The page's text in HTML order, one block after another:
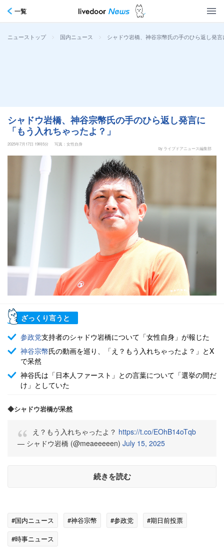
一覧
ニューストップ > 国内ニュース > シャドウ岩橋、神谷宗幣氏の手のひら返し発
シャドウ岩橋、神谷宗幣氏の手のひら返し発言に
「もう入れちゃったよ？」
2025年7月17日 19時5分
写真：女性自身
by ライブドアニュース編集部
ざっくり言うと
参政党支持者のシャドウ岩橋について「女性自身」が報じた
神谷宗幣氏の動画を巡り、「え？もう入れちゃったよ？」とX
で呆然
神谷氏は「日本人ファースト」との言葉について「選挙の間だ
け」としていた
◆シャドウ岩橋が呆然
え？もう入れちゃったよ？ https://t.co/EOhB14oTqb
— シャドウ岩橋 (@meaeeeeen) July 15, 2025
続きを読む
#国内ニュース #神谷宗幣 #参政党
#期日前投票
#時事ニュース